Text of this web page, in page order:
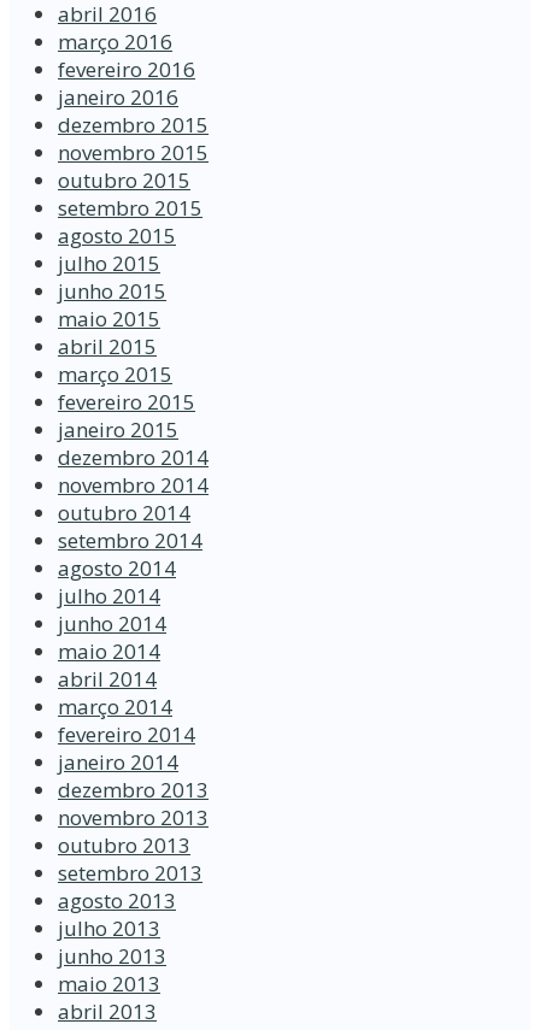
abril 2016
março 2016
fevereiro 2016
janeiro 2016
dezembro 2015
novembro 2015
outubro 2015
setembro 2015
agosto 2015
julho 2015
junho 2015
maio 2015
abril 2015
março 2015
fevereiro 2015
janeiro 2015
dezembro 2014
novembro 2014
outubro 2014
setembro 2014
agosto 2014
julho 2014
junho 2014
maio 2014
abril 2014
março 2014
fevereiro 2014
janeiro 2014
dezembro 2013
novembro 2013
outubro 2013
setembro 2013
agosto 2013
julho 2013
junho 2013
maio 2013
abril 2013